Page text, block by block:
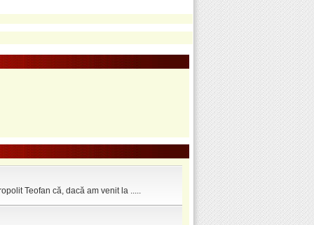
Teofan că, dacă am venit la .....